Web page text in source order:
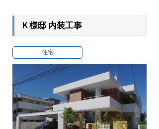
Ｋ様邸 内装工事
住宅